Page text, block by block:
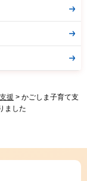
援 > かごしま子育て支
ました